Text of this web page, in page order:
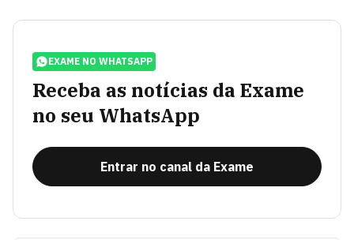
EXAME NO WHATSAPP
Receba as notícias da Exame
no seu WhatsApp
Entrar no canal da Exame